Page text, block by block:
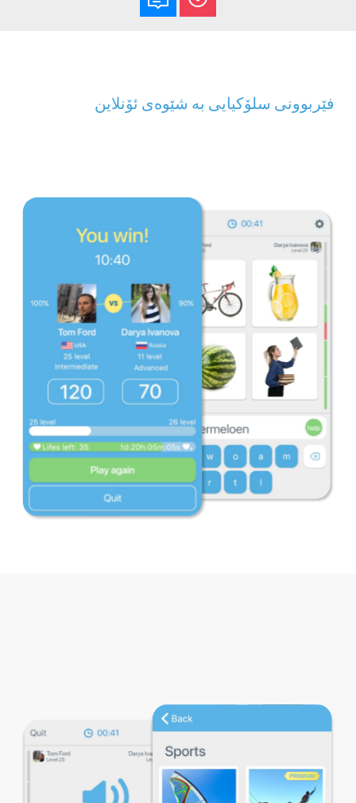
فێربوونی سلۆکیایی بە شێوەی ئۆنلاین